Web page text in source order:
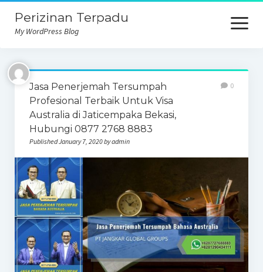
Perizinan Terpadu
My WordPress Blog
open
menu
Jasa Penerjemah Tersumpah
Profesional Terbaik Untuk Visa
Australia di Jaticempaka Bekasi,
Hubungi 0877 2768 8883
Published January 7, 2020 by admin
0